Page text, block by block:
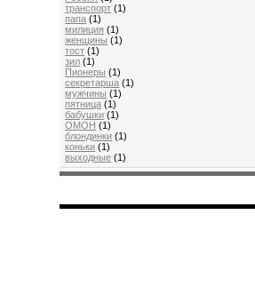
транспорт (1)
папа (1)
милиция (1)
женщины (1)
тост (1)
зил (1)
Пионеры (1)
секретарша (1)
мужчины (1)
пятница (1)
бабушки (1)
ОМОН (1)
блондинки (1)
коньки (1)
выходные (1)